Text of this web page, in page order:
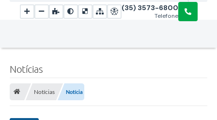
Telefone
(35) 3573-6800
Notícias
Notícias Notícia